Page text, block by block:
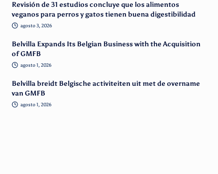
Revisión de 31 estudios concluye que los alimentos
veganos para perros y gatos tienen buena digestibilidad
agosto 3, 2026
Belvilla Expands Its Belgian Business with the Acquisition
of GMFB
agosto 1, 2026
Belvilla breidt Belgische activiteiten uit met de overname
van GMFB
agosto 1, 2026